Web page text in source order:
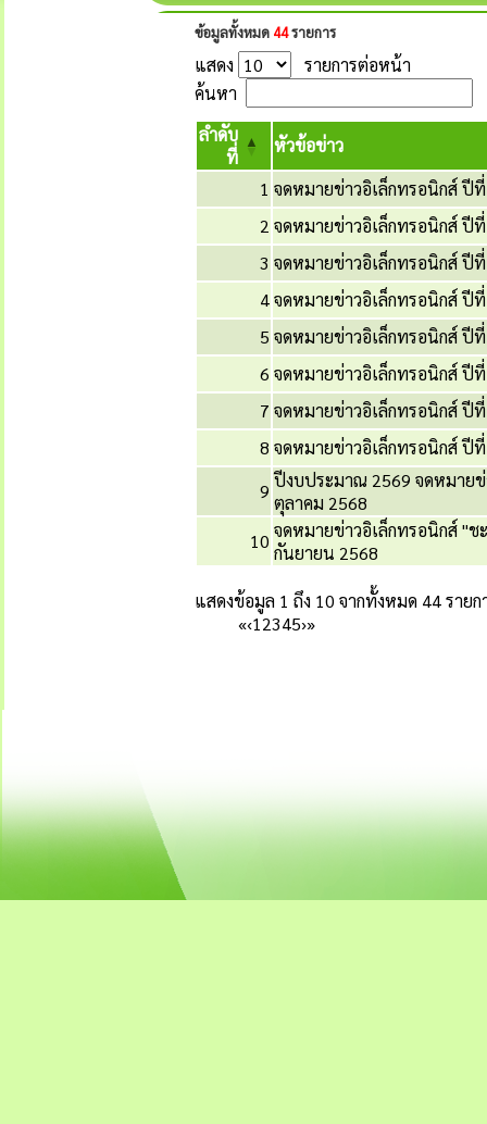
ข้อมูลทั้งหมด 44รายการ
แสดง
รายการต่อหน้า
ค้นหา
ลำดับ
ที่
หัวข้อข่าว
1 จดหมายข่าวอิเล็กทรอนิกส์ ปี
2 จดหมายข่าวอิเล็กทรอนิกส์ ปี
3 จดหมายข่าวอิเล็กทรอนิกส์ ปี
4จดหมายข่าวอิเล็กทรอนิกส์ ปี
5 จดหมายข่าวอิเล็กทรอนิกส์ ปี
6 จดหมายข่าวอิเล็กทรอนิกส์ ปี
7 จดหมายข่าวอิเล็กทรอนิกส์ ปี
8 จดหมายข่าวอิเล็กทรอนิกส์ ปี
9 ปีงบประมาณ 2569 จดหมาย
ตุลาคม 2568
10 จดหมายข่าวอิเล็กทรอนิกส์ "
กันยายน 2568
แสดงข้อมูล 1 ถึง 10 จากทั้งหมด 44 รายก
«‹12345›»